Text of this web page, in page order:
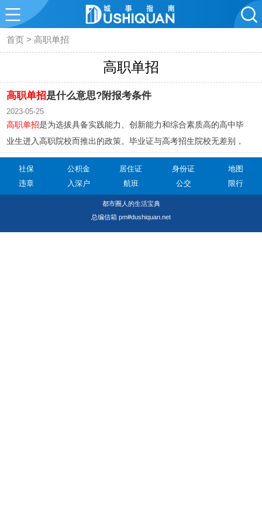
首页 >高职单招
高职单招
高职单招是什么意思?附报考条件
2023-05-25
高职单招是为选拔具备实践能力、创新能力和综合素质高的高中毕
业生进入高职院校而推出的政策。毕业证与高考招生院校无差别，
具备普通高考报名资格即可报考，但若被录取一般是不能再参加普
通高考的。
社保 公积金 居住证 身份证
地图
违章
入深户 航班 公交 限行
都市圈人的生活宝典
总编信箱 pm#dushiquan.net